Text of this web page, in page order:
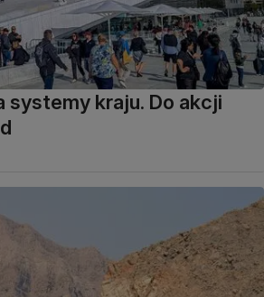
systemy kraju. Do akcji